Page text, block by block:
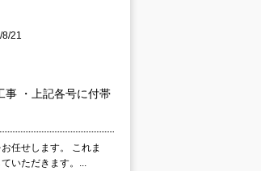
21
事 ・上記各号に付帯
任せします。 これま
いただきます。...